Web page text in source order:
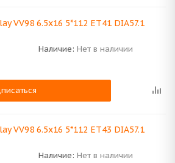
VV98 6.5x16 5*112 ET41 DIA57.1
Наличие: Нет в наличии
VV98 6.5x16 5*112 ET43 DIA57.1
Наличие: Нет в наличии